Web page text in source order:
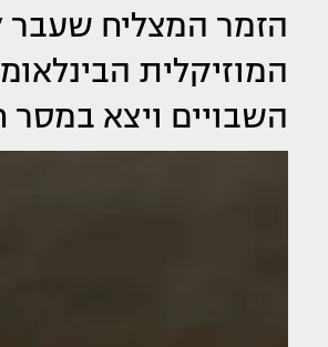
הזמר המצליח שעבר
המוזיקלית
השבויים ויצא